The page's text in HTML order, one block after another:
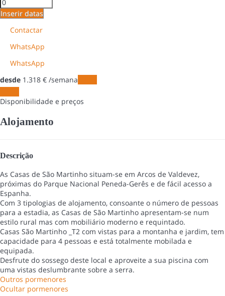
Inserir datas
Contactar
WhatsApp
WhatsApp
desde 1.318 € /semana
Disponibilidade e preços
Alojamento
Descrição
As Casas de São Martinho situam-se em Arcos de Valdevez,
próximas do Parque Nacional Peneda-Gerês e de fácil acesso a
Espanha.
Com 3 tipologias de alojamento, consoante o número de pessoas
para a estadia, as Casas de São Martinho apresentam-se num
estilo rural mas com mobiliário moderno e requintado.
Casas São Martinho _T2 com vistas para a montanha e jardim, tem
capacidade para 4 pessoas e está totalmente mobilada e
equipada.
Desfrute do sossego deste local e aproveite a sua piscina com
uma vistas deslumbrante sobre a serra.
Outros pormenores
Ocultar pormenores